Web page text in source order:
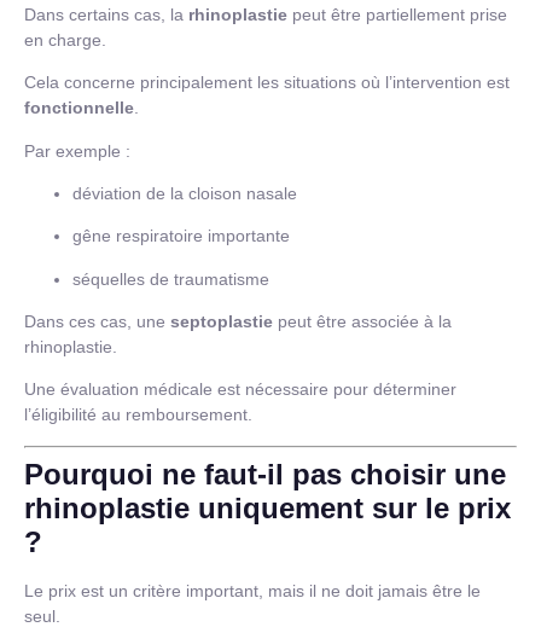
Dans certains cas, la rhinoplastie peut être partiellement prise
en charge.
Cela concerne principalement les situations où l’intervention est
fonctionnelle
Par exemple :
déviation de la cloison nasale
gêne respiratoire importante
séquelles de traumatisme
Dans ces cas, une septoplastie peut être associée à la
rhinoplastie.
Une évaluation médicale est nécessaire pour déterminer
l’éligibilité au remboursement.
Pourquoi ne faut-il pas choisir une
rhinoplastie uniquement sur le prix
?
Le prix est un critère important, mais il ne doit jamais être le
seul.